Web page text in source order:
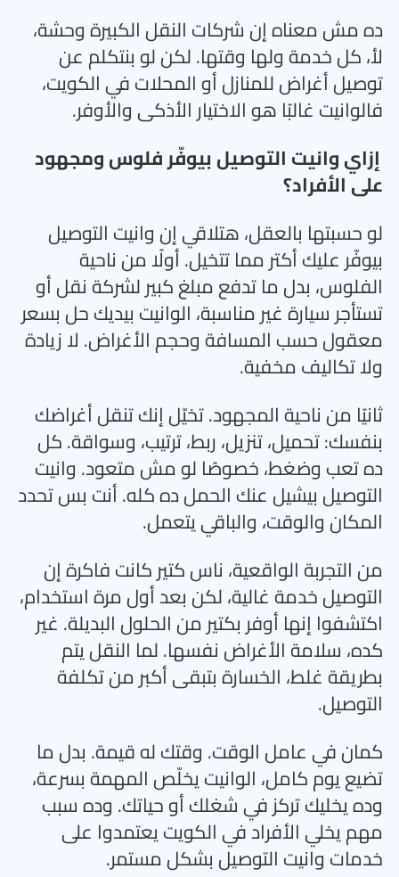
ده مش معناه إن شركات النقل الكبيرة وحشة،
لأ، كل خدمة ولها وقتها. لكن لو بنتكلم عن
توصيل أغراض للمنازل أو المحلات في الكويت،
فالوانيت غالبًا هو الاختيار الأذكى والأوفر.
إزاي وانيت التوصيل بيوفّر فلوس ومجهود
على الأفراد؟
لو حسبتها بالعقل، هتلاقي إن وانيت التوصيل
بيوفّر عليك أكتر مما تتخيل. أولًا من ناحية
الفلوس، بدل ما تدفع مبلغ كبير لشركة نقل أو
تستأجر سيارة غير مناسبة، الوانيت بيديك حل بسعر
معقول حسب المسافة وحجم الأغراض. لا زيادة
ولا تكاليف مخفية.
ثانيًا من ناحية المجهود. تخيّل إنك تنقل أغراضك
بنفسك: تحميل، تنزيل، ربط، ترتيب، وسواقة. كل
ده تعب وضغط، خصوصًا لو مش متعود. وانيت
التوصيل بيشيل عنك الحمل ده كله. أنت بس تحدد
المكان والوقت، والباقي يتعمل.
من التجربة الواقعية، ناس كتير كانت فاكرة إن
التوصيل خدمة غالية، لكن بعد أول مرة استخدام،
اكتشفوا إنها أوفر بكتير من الحلول البديلة. غير
كده، سلامة الأغراض نفسها. لما النقل يتم
بطريقة غلط، الخسارة بتبقى أكبر من تكلفة
التوصيل.
كمان في عامل الوقت. وقتك له قيمة. بدل ما
تضيع يوم كامل، الوانيت يخلّص المهمة بسرعة،
وده يخليك تركز في شغلك أو حياتك. وده سبب
مهم يخلي الأفراد في الكويت يعتمدوا على
خدمات وانيت التوصيل بشكل مستمر.